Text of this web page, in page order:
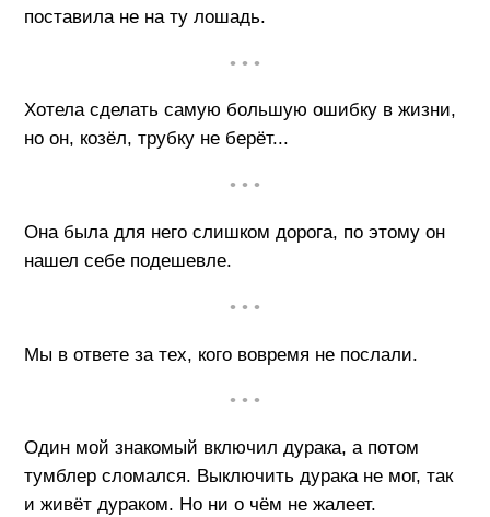
поставила не на ту лошадь.
• • •
Хотела сделать самую большую ошибку в жизни,
но он, козёл, трубку не берёт...
• • •
Она была для него слишком дорога, по этому он
нашел себе подешевле.
• • •
Мы в ответе за тех, кого вовремя не послали.
• • •
Один мой знакомый включил дурака, а потом
тумблер сломался. Выключить дурака не мог, так
и живёт дураком. Но ни о чём не жалеет.